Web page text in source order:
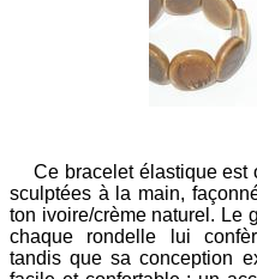
Ce bracelet élastique est
sculptées à la main,
ton ivoire/crème naturel. Le
chaque rondelle lui
tandis que sa conception